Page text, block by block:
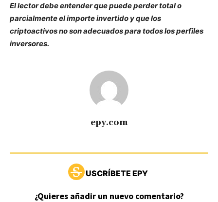
El lector debe entender que puede perder total o
parcialmente el importe invertido y que los
criptoactivos no son adecuados para todos los perfiles
inversores.
epy.com
USCRÍBETE EPY
¿Quieres añadir un nuevo comentario?